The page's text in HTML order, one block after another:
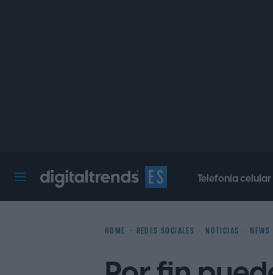
Telefonía celular
HOME REDES SOCIALES NOTICIAS NEWS